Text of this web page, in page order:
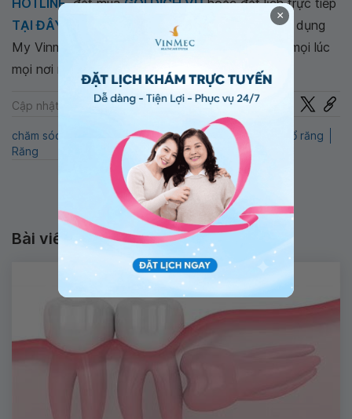
HOTLINE, đặt muaGÓI DỊCH VỤhoặc đặt lịch trực tiếp
TẠI ĐÂY
. Tải và đặt lịch khám tự động trên ứng dụng
My Vinmec để quản lý, theo dõi lịch và đặt hẹn mọi lúc
mọi nơi ngay trên ứng dụng.
Cập nhật: 22-07-2024 Chia sẻ
chăm sóc vùng miệng răng khôn vùng miệng
Nhổ răng
Răng
Bài viết liên quan
×